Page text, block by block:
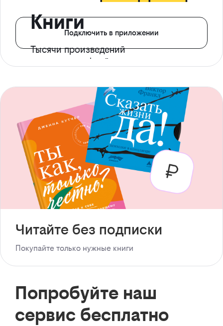
Книги
Тысячи произведений
с доступом офлайн
Подключить в приложении
Читайте без подписки
Покупайте только нужные книги
Попробуйте наш
сервис бесплатно